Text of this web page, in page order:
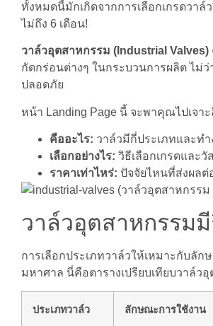
ทั้งหมดนี้มักเกิดจากการเลือกเกรดวา
ไม่ถึง 6 เดือน!
วาล์วอุตสาหกรรม (Industrial Valves)
กัดกร่อนต่างๆ ในกระบวนการผลิต ไม่
ปลอดภัย
หน้า Landing Page นี้ จะพาคุณไปเจ
คืออะไร: วาล์วมีกี่ประเภทและทำ
เลือกอย่างไร: วิธีเลือกเกรดและ
ราคาเท่าไหร่: ปัจจัยไหนที่ส่งผล
วาล์วอุตสาหกรรม
การเลือกประเภทวาล์วให้เหมาะกับลั
มหาศาล นี่คือตารางเปรียบเทียบวาล์ว
ประเภทวาล์ว ลักษณะการใช้งาน